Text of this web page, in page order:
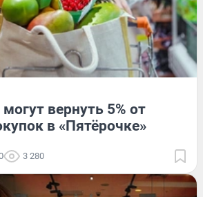
вернуть 5% от
в «Пятёрочке»
3 280